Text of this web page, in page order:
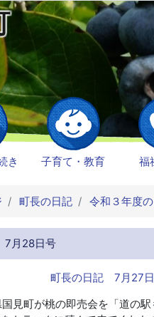
き 子育て・教育 福
町長の日記 令和３年度
月28日号
町長の日記 7月27
見町が桃の即売会を「道の